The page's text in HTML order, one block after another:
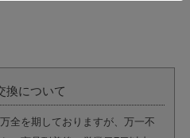
換について
全を期しておりますが、万一不